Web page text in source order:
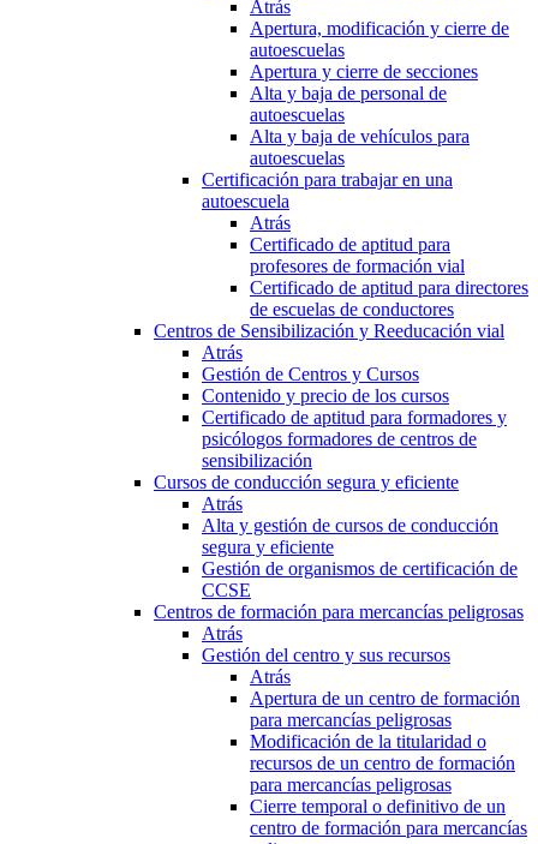
Atrás
Apertura, modificación y cierre de
autoescuelas
Apertura y cierre de secciones
Alta y baja de personal de
autoescuelas
Alta y baja de vehículos para
autoescuelas
Certificación para trabajar en una
autoescuela
Atrás
Certificado de aptitud para
profesores de formación vial
Certificado de aptitud para directores
de escuelas de conductores
Centros de Sensibilización y Reeducación vial
Atrás
Gestión de Centros y Cursos
Contenido y precio de los cursos
Certificado de aptitud para formadores y
psicólogos formadores de centros de
sensibilización
Cursos de conducción segura y eficiente
Atrás
Alta y gestión de cursos de conducción
segura y eficiente
Gestión de organismos de certificación de
CCSE
Centros de formación para mercancías peligrosas
Atrás
Gestión del centro y sus recursos
Atrás
Apertura de un centro de formación
para mercancías peligrosas
Modificación de la titularidad o
recursos de un centro de formación
para mercancías peligrosas
Cierre temporal o definitivo de un
centro de formación para mercancías